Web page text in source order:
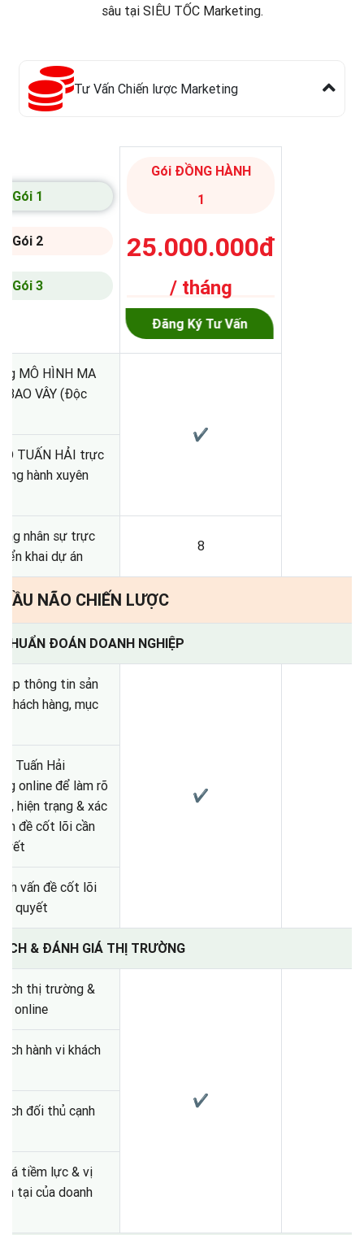
sâu tại SIÊU TỐC Marketing.
Tư Vấn Chiến lược Marketing
Gói 1
Gói 2
Gói 3
Gói ĐỒNG HÀNH
1
25.000.000đ
/ tháng
Đăng Ký Tư Vấn
MÔ HÌNH MA
BAO VÂY (Độc
✔
TUẤN HẢI trực
hành xuyên
nhân sự trực
khai dự án
8
NÃO CHIẾN LƯỢC
ĐOÁN DOANH NGHIỆP
thông tin sản
khách hàng, mục
✔
Tuấn Hải
online để làm rõ
hiện trạng & xác
đề cốt lõi cần
vấn đề cốt lõi
quyết
& ĐÁNH GIÁ THỊ TRƯỜNG
tích thị trường &
online
✔
hành vi khách
đối thủ cạnh
tiềm lực & vị
tại của doanh